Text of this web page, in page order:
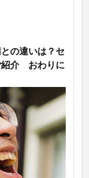
の違いは？セ
紹介 おわりに